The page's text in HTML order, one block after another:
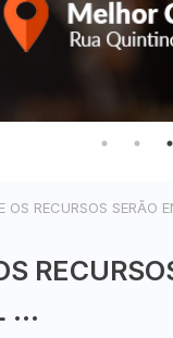
OS RECURSOS SERÃO
...